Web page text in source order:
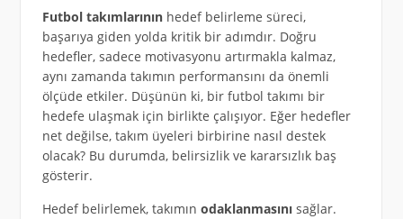
Futbol takımlarınınhedef belirleme süreci,
başarıya giden yolda kritik bir adımdır. Doğru
hedefler, sadece motivasyonu artırmakla kalmaz,
aynı zamanda takımın performansını da önemli
ölçüde etkiler. Düşünün ki, bir futbol takımı bir
hedefe ulaşmak için birlikte çalışıyor. Eğer hedefler
net değilse, takım üyeleri birbirine nasıl destek
olacak? Bu durumda, belirsizlik ve kararsızlık baş
gösterir.
Hedef belirlemek, takımın odaklanmasınısağlar.